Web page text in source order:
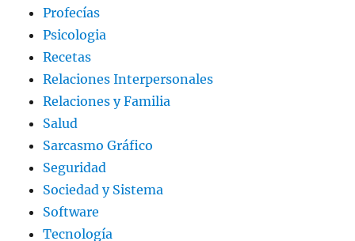
Profecías
Psicologia
Recetas
Relaciones Interpersonales
Relaciones y Familia
Salud
Sarcasmo Gráfico
Seguridad
Sociedad y Sistema
Software
Tecnología